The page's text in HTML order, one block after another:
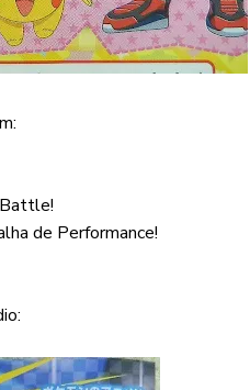
de Performance!